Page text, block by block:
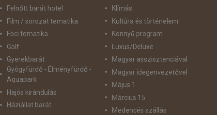
Felnőtt barát hotel
Film / sorozat tematika
Foci tematika
Golf
Gyerekbarát
Gyógyfürdő - Élményfürdő -
Aquapark
Hajós kirándulás
Háziállat barát
Klímás
Kultúra és történelem
Könnyű program
Luxus/Deluxe
Magyar asszisztenciával
Magyar idegenvezetővel
Május 1
Március 15
Medencés szállás